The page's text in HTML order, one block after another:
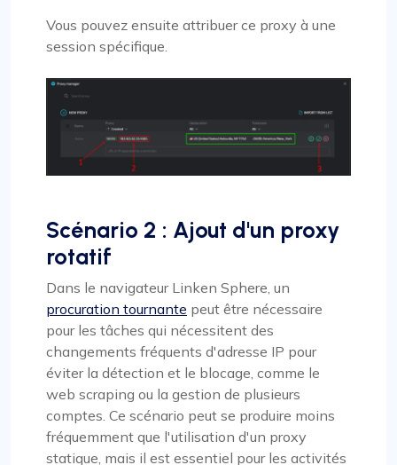
Vous pouvez ensuite attribuer ce proxy à une
session spécifique.
Scénario 2 : Ajout d'un proxy
rotatif
Dans le navigateur Linken Sphere, un
procuration tournante peut être nécessaire
pour les tâches qui nécessitent des
changements fréquents d'adresse IP pour
éviter la détection et le blocage, comme le
web scraping ou la gestion de plusieurs
comptes. Ce scénario peut se produire moins
fréquemment que l'utilisation d'un proxy
statique, mais il est essentiel pour les activités